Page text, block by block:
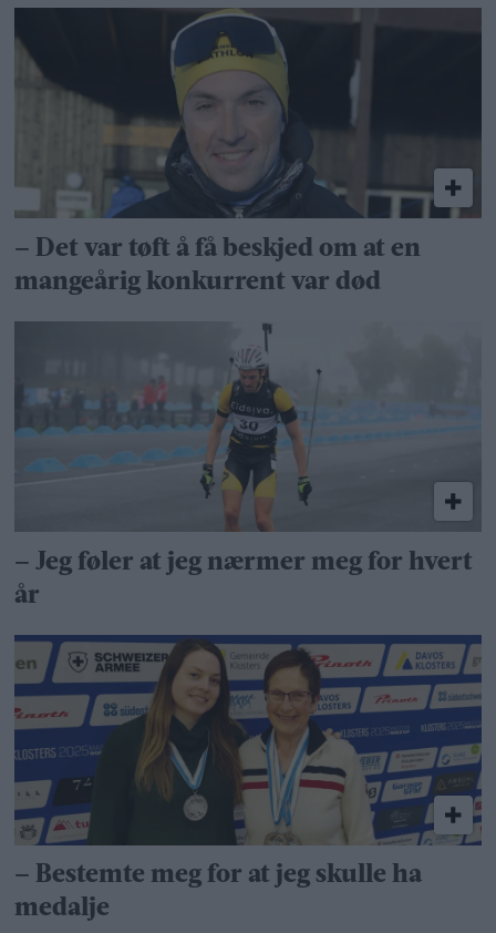
– Det var tøft å få beskjed om at en
mangeårig konkurrent var død
– Jeg føler at jeg nærmer meg for hvert
år
– Bestemte meg for at jeg skulle ha
medalje